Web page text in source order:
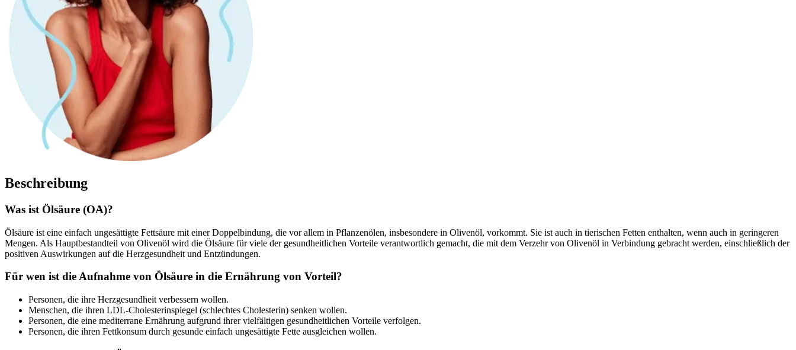
Beschreibung
Was ist Ölsäure (OA)?
Ölsäure ist eine einfach ungesättigte Fettsäure mit einer Doppelbindung, die vor allem in Pflanzenölen, insbesondere in Olivenöl, vorkommt. Sie ist auch in tierischen Fetten enthalten, wenn auch in geringeren
Mengen. Als Hauptbestandteil von Olivenöl wird die Ölsäure für viele der gesundheitlichen Vorteile verantwortlich gemacht, die mit dem Verzehr von Olivenöl in Verbindung gebracht werden, einschließlich der
positiven Auswirkungen auf die Herzgesundheit und Entzündungen.
Für wen ist die Aufnahme von Ölsäure in die Ernährung von Vorteil?
Personen, die ihre Herzgesundheit verbessern wollen.
Menschen, die ihren LDL-Cholesterinspiegel (schlechtes Cholesterin) senken wollen.
Personen, die eine mediterrane Ernährung aufgrund ihrer vielfältigen gesundheitlichen Vorteile verfolgen.
Personen, die ihren Fettkonsum durch gesunde einfach ungesättigte Fette ausgleichen wollen.